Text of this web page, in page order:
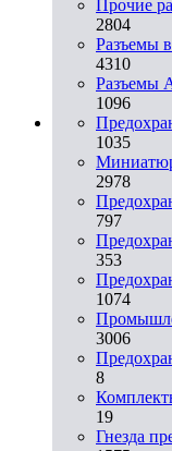
Прочие
2804
Разъемы
4310
Разъeмы
1096
1035
2978
797
353
1074
3006
8
19
Гнезда